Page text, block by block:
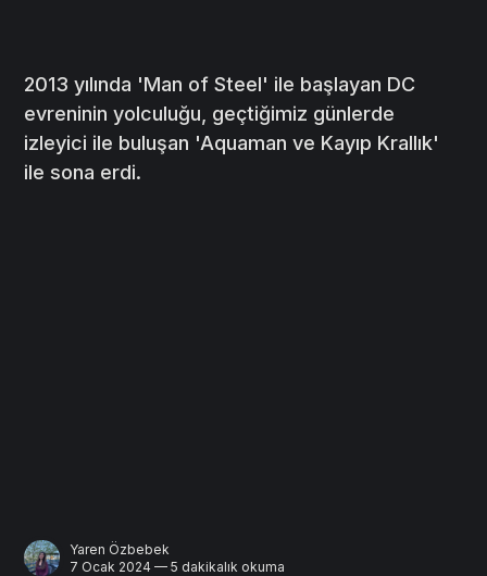
2013 yılında 'Man of Steel' ile başlayan DC
evreninin yolculuğu, geçtiğimiz günlerde
izleyici ile buluşan 'Aquaman ve Kayıp Krallık'
ile sona erdi.
Yaren Özbebek
7 Ocak 2024 — 5 dakikalık okuma